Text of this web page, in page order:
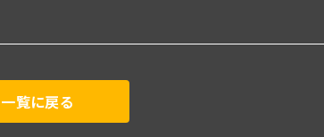
覧に戻る